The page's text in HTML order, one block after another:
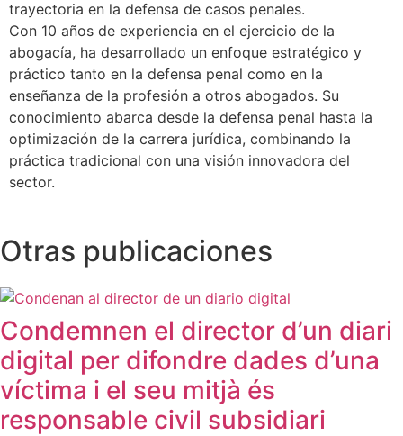
trayectoria en la defensa de casos penales.
Con 10 años de experiencia en el ejercicio de la
abogacía, ha desarrollado un enfoque estratégico y
práctico tanto en la defensa penal como en la
enseñanza de la profesión a otros abogados. Su
conocimiento abarca desde la defensa penal hasta la
optimización de la carrera jurídica, combinando la
práctica tradicional con una visión innovadora del
sector.
Otras publicaciones
Condemnen el director d’un diari
digital per difondre dades d’una
víctima i el seu mitjà és
responsable civil subsidiari